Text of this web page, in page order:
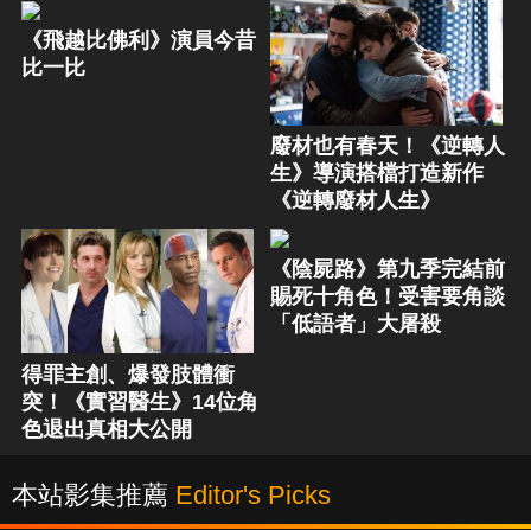
《飛越比佛利》演員今昔
比一比
廢材也有春天！《逆轉人
生》導演搭檔打造新作
《逆轉廢材人生》
得罪主創、爆發肢體衝
突！《實習醫生》14位角
色退出真相大公開
《陰屍路》第九季完結前
賜死十角色！受害要角談
「低語者」大屠殺
本站影集推薦 Editor's Picks